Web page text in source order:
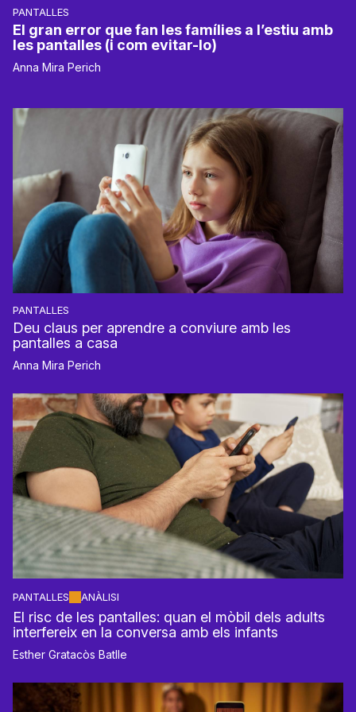
PANTALLES
El gran error que fan les famílies a l’estiu amb
les pantalles (i com evitar-lo)
Anna Mira Perich
PANTALLES
Deu claus per aprendre a conviure amb les
pantalles a casa
Anna Mira Perich
PANTALLES ANÀLISI
El risc de les pantalles: quan el mòbil dels adults
interfereix en la conversa amb els infants
Esther Gratacòs Batlle